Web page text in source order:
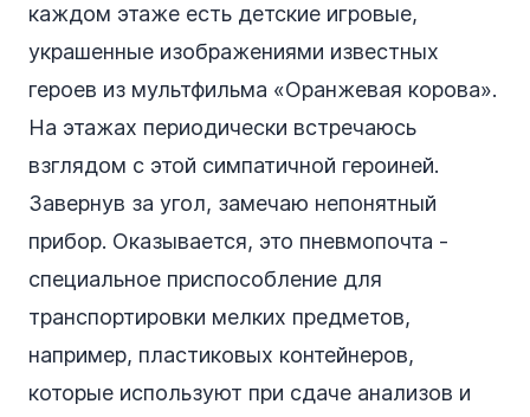
каждом этаже есть детские игровые,
украшенные изображениями известных
героев из мультфильма «Оранжевая корова».
На этажах периодически встречаюсь
взглядом с этой симпатичной героиней.
Завернув за угол, замечаю непонятный
прибор. Оказывается, это пневмопочта -
специальное приспособление для
транспортировки мелких предметов,
например, пластиковых контейнеров,
которые используют при сдаче анализов и